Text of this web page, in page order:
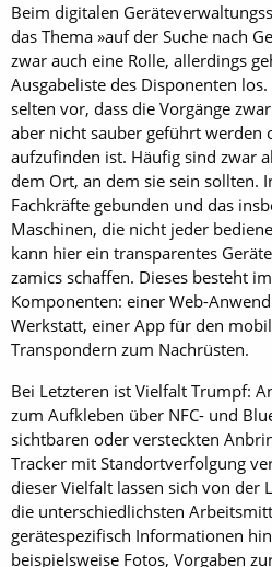
Beim digitalen
das Thema »auf der Suche nach
zwar auch eine Rolle, allerdings
Ausgabeliste des Disponenten
selten vor, dass die Vorgänge
aber nicht sauber geführt werden
aufzufinden ist. Häufig sind zwar
dem Ort, an dem sie sein sollten.
Fachkräfte gebunden und das
Maschinen, die nicht jeder
kann hier ein transparentes
zamics schaffen. Dieses besteht
Komponenten: einer Web-
Werkstatt, einer App für den
Transpondern zum Nachrüsten.
Bei Letzteren ist Vielfalt Trumpf:
zum Aufkleben über NFC- und
sichtbaren oder versteckten
Tracker mit Standortverfolgung
dieser Vielfalt lassen sich von der
die unterschiedlichsten
gerätespezifisch Informationen
beispielsweise Fotos, Vorgaben